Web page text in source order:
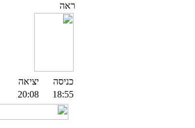
ראה
כניסה
יציאה
18:55
20:08